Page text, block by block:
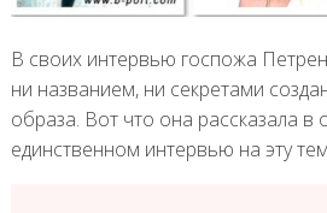
В своих интервью госпожа
ни названием, ни секретами
образа. Вот что она рассказала в
единственном интервью на эту